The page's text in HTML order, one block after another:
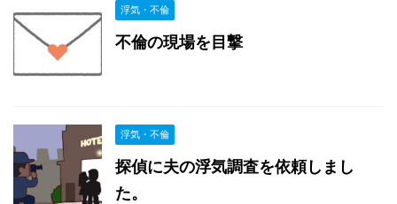
浮気・不倫
不倫の現場を目撃
浮気・不倫
探偵に夫の浮気調査を依頼しまし
た。